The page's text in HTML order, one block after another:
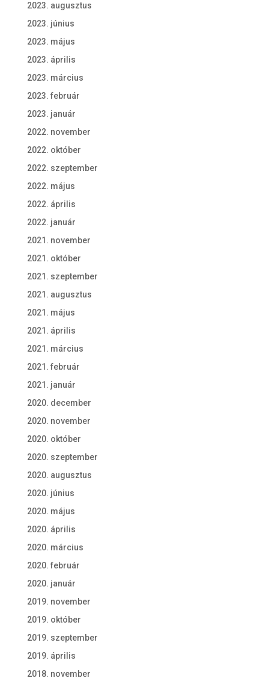
2023. augusztus
2023. június
2023. május
2023. április
2023. március
2023. február
2023. január
2022. november
2022. október
2022. szeptember
2022. május
2022. április
2022. január
2021. november
2021. október
2021. szeptember
2021. augusztus
2021. május
2021. április
2021. március
2021. február
2021. január
2020. december
2020. november
2020. október
2020. szeptember
2020. augusztus
2020. június
2020. május
2020. április
2020. március
2020. február
2020. január
2019. november
2019. október
2019. szeptember
2019. április
2018. november